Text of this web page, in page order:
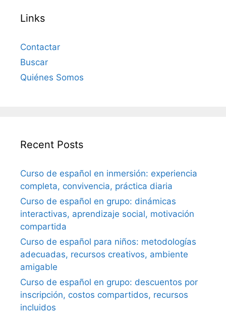
Links
Contactar
Buscar
Quiénes Somos
Recent Posts
Curso de español en inmersión: experiencia
completa, convivencia, práctica diaria
Curso de español en grupo: dinámicas
interactivas, aprendizaje social, motivación
compartida
Curso de español para niños: metodologías
adecuadas, recursos creativos, ambiente
amigable
Curso de español en grupo: descuentos por
inscripción, costos compartidos, recursos
incluidos